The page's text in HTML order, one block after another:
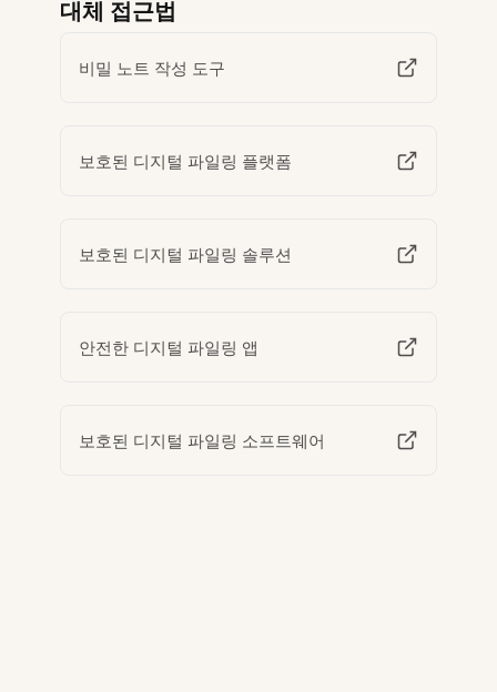
대체 접근법
비밀 노트 작성 도구
보호된 디지털 파일링 플랫폼
보호된 디지털 파일링 솔루션
안전한 디지털 파일링 앱
보호된 디지털 파일링 소프트웨어